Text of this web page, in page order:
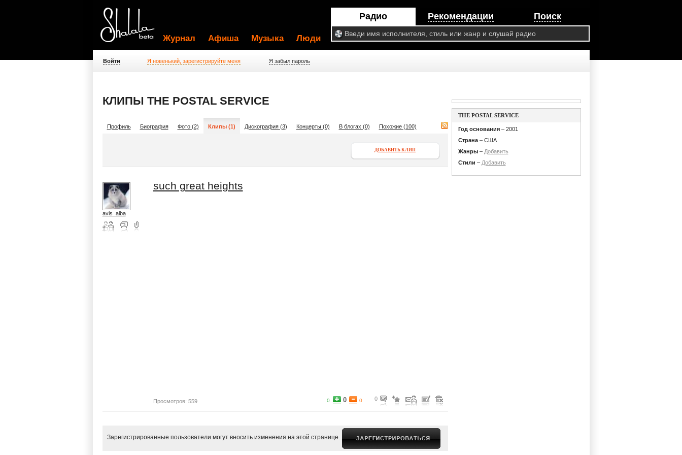
Радио Рекомендации Поиск
Журнал Афиша Музыка Люди
Войти Я новенький, зарегистрируйте меня Я забыл пароль
КЛИПЫ THE POSTAL SERVICE
Профиль Биография Фото (2) Клипы (1) Дискография (3) Концерты (0) В блогах (0) Похожие (100)
ДОБАВИТЬ КЛИП
avis_alba
such great heights
Просмотров: 559 0 0 0 0
Зарегистрированные пользователи могут вносить изменения на этой странице.
THE POSTAL SERVICE
Год основания– 2001
Страна– США
Жанры– Добавить
Стили – Добавить